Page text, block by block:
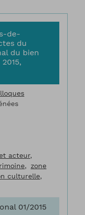
de-
du
du bien
acteur
zone
culturelle
01/2015